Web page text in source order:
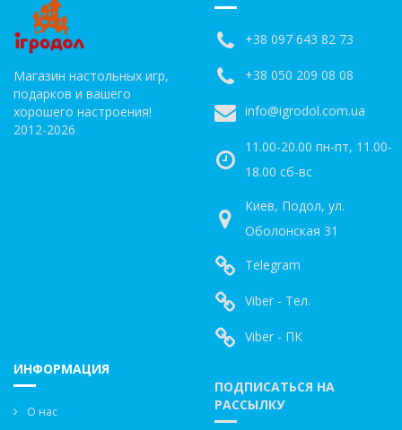
Магазин настольных игр,
подарков и вашего
хорошего настроения!
2012-2026
+38 097 643 82 73
+38 050 209 08 08
info@igrodol.com.ua
11.00-20.00 пн-пт, 11.00-
18.00 сб-вс
Киев, Подол, ул.
Оболонская 31
Telegram
Viber - Тел.
Viber - ПК
ИНФОРМАЦИЯ
О нас
ПОДПИСАТЬСЯ НА
РАССЫЛКУ